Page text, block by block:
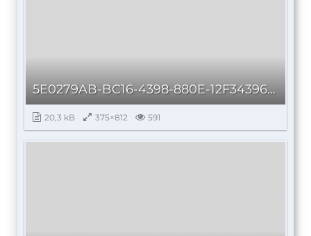
5E0279AB-BC16-4398-880E-12F3439635FB_autoscaled.jpg
20,3 kB 375×812 591